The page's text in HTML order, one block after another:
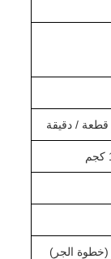
خطوة الجر )